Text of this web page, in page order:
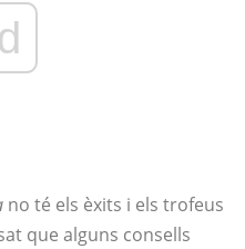
no té els èxits i els trofeus
que alguns consells